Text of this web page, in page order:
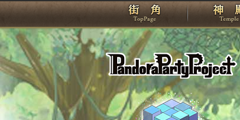
TOP